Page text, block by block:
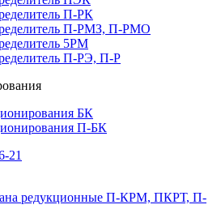
П-РК
П-РМЗ, П-РМО
5РМ
П-РЭ, П-Р
БК
П-БК
21
редукционные П-КРМ, ПКРТ, П-